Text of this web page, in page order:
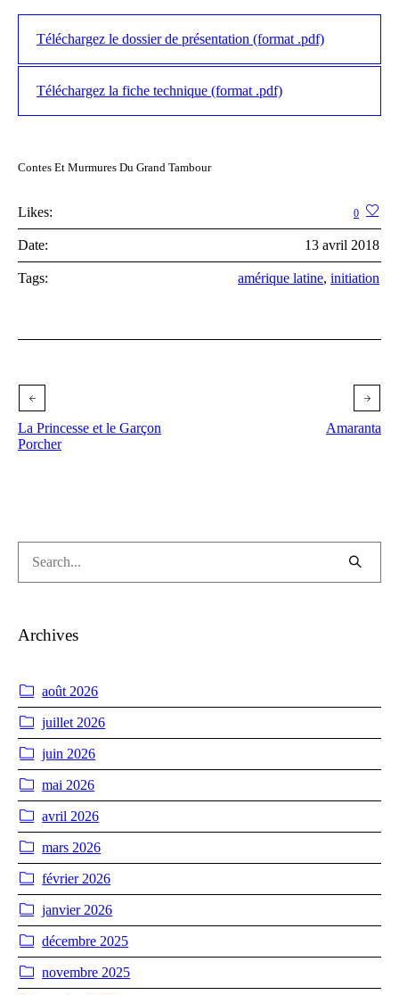
Téléchargez le dossier de présentation (format .pdf)
Téléchargez la fiche technique (format .pdf)
Contes Et Murmures Du Grand Tambour
Likes: 0
Date: 13 avril 2018
Tags: amérique latine, initiation
La Princesse et le Garçon
Porcher
Amaranta
Archives
août 2026
juillet 2026
juin 2026
mai 2026
avril 2026
mars 2026
février 2026
janvier 2026
décembre 2025
novembre 2025